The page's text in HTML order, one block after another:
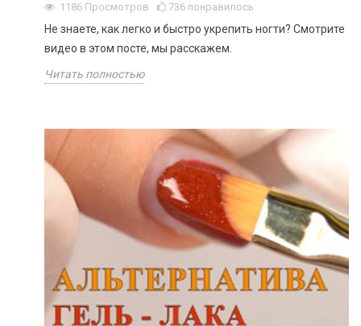
1186 Просмотров 736 понравилось
Не знаете, как легко и быстро укрепить ногти? Смотрите
видео в этом посте, мы расскажем.
Читать полностью